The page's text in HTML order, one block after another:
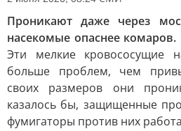
Проникают даже через
насекомые опаснее комаров.
Эти мелкие кровососущие
больше проблем, чем
своих размеров они
казалось бы, защищенные
фумигаторы против них